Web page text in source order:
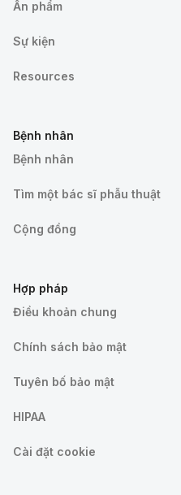
Ấn phẩm
Sự kiện
Resources
Bệnh nhân
Bệnh nhân
Tìm một bác sĩ phẫu thuật
Cộng đồng
Hợp pháp
Điều khoản chung
Chính sách bảo mật
Tuyên bố bảo mật
HIPAA
Cài đặt cookie